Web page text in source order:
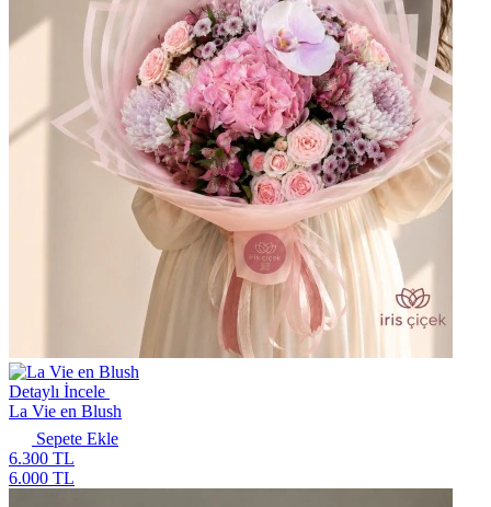
Detaylı İncele
La Vie en Blush
Sepete Ekle
6.300 TL
6.000 TL